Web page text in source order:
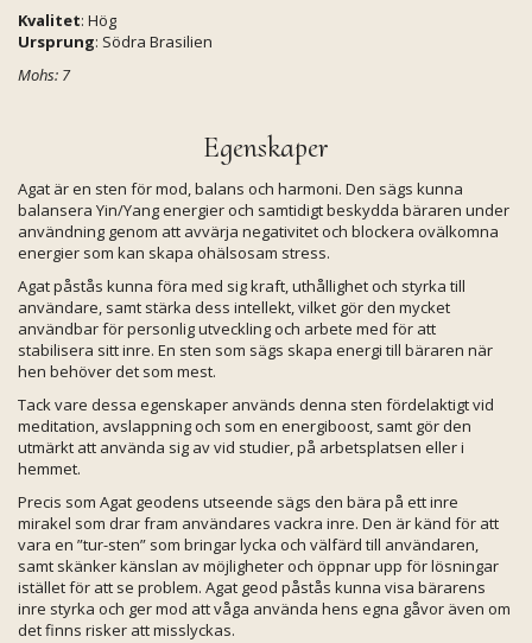
Kvalitet: Hög
Ursprung: Södra Brasilien
Mohs: 7
Egenskaper
Agat är en sten för mod, balans och harmoni. Den sägs kunna
balansera Yin/Yang energier och samtidigt beskydda bäraren under
användning genom att avvärja negativitet och blockera ovälkomna
energier som kan skapa ohälsosam stress.
Agat påstås kunna föra med sig kraft, uthållighet och styrka till
användare, samt stärka dess intellekt, vilket gör den mycket
användbar för personlig utveckling och arbete med för att
stabilisera sitt inre. En sten som sägs skapa energi till bäraren när
hen behöver det som mest.
Tack vare dessa egenskaper används denna sten fördelaktigt vid
meditation, avslappning och som en energiboost, samt gör den
utmärkt att använda sig av vid studier, på arbetsplatsen eller i
hemmet.
Precis som Agat geodens utseende sägs den bära på ett inre
mirakel som drar fram användares vackra inre. Den är känd för att
vara en ”tur-sten” som bringar lycka och välfärd till användaren,
samt skänker känslan av möjligheter och öppnar upp för lösningar
istället för att se problem. Agat geod påstås kunna visa bärarens
inre styrka och ger mod att våga använda hens egna gåvor även om
det finns risker att misslyckas.